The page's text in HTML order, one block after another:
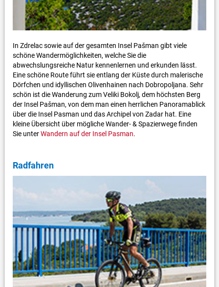
In Zdrelac sowie auf der gesamten Insel Pašman gibt viele
schöne Wandermöglichkeiten, welche Sie die
abwechslungsreiche Natur kennenlernen und erkunden lässt.
Eine schöne Route führt sie entlang der Küste durch malerische
Dörfchen und idyllischen Olivenhainen nach Dobropoljana. Sehr
schön ist die Wanderung zum Veliki Bokolj, dem höchsten Berg
der Insel Pašman, von dem man einen herrlichen Panoramablick
über die Insel Pasman und das Archipel von Zadar hat. Eine
kleine Übersicht über mögliche Wander- & Spazierwege finden
Sie unterWandern auf der Insel Pasman.
Radfahren